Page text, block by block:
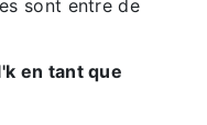
sont entre de
en tant que